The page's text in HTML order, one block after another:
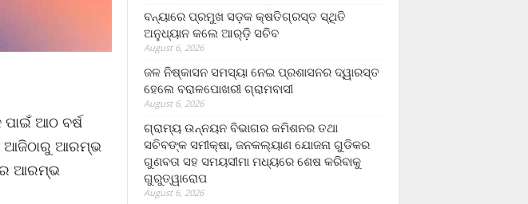
ଆଠ ବର୍ଷ
ଆଜିଠାରୁ ଆରମ୍ଭ
ଆରମ୍ଭ
ବନ୍ୟାରେ ପ୍ରମୁଖ ସଡ଼କ କ୍ଷତିଗ୍ରସ୍ତ ସ୍ଥିତି
ଅନୁଧ୍ୟାନ କଲେ ଆର୍‌ଡ଼ି ସଚିବ
August 6, 2026
ଜଳ ନିଷ୍କାସନ ସମସ୍ୟା ନେଇ ପ୍ରଶାସନର ଦ୍ୱାରସ୍ତ
ହେଲେ ବରାଳପୋଖରୀ ଗ୍ରାମବାସୀ
August 6, 2026
ଗ୍ରାମ୍ୟ ଉନ୍ନୟନ ବିଭାଗର କମିଶନର ତଥା
ସଚିବଙ୍କ ସମୀକ୍ଷା, ଜନକଲ୍ୟାଣ ଯୋଜନା ଗୁଡିକର
ଗୁଣବତା ସହ ସମୟସୀମା ମଧ୍ୟରେ ଶେଷ କରିବାକୁ
ଗୁରୁତ୍ୱାରୋପ
August 6, 2026